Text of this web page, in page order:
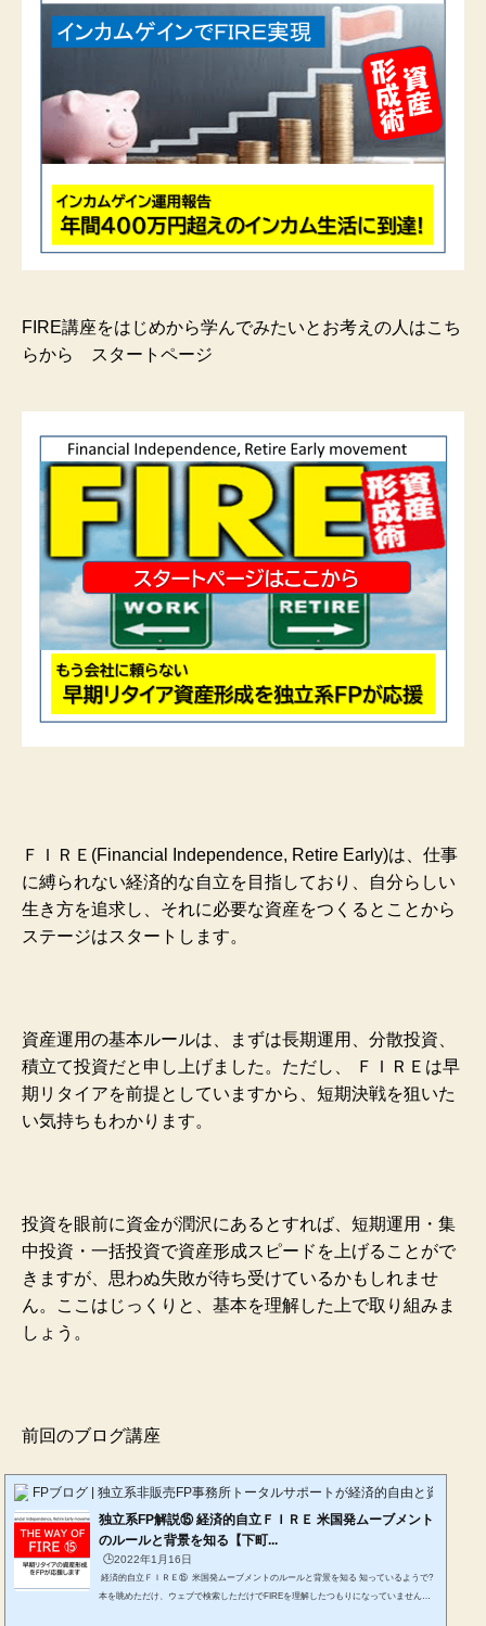
FIRE講座をはじめから学んでみたいとお考えの人はこち
らから スタートページ
ＦＩＲＥ(Financial Independence, Retire Early)は、仕事
に縛られない経済的な自立を目指しており、自分らしい
生き方を追求し、それに必要な資産をつくるとことから
ステージはスタートします。
資産運用の基本ルールは、まずは長期運用、分散投資、
積立て投資だと申し上げました。ただし、 ＦＩＲＥは早
期リタイアを前提としていますから、短期決戦を狙いた
い気持ちもわかります。
投資を眼前に資金が潤沢にあるとすれば、短期運用・集
中投資・一括投資で資産形成スピードを上げることがで
きますが、思わぬ失敗が待ち受けているかもしれませ
ん。ここはじっくりと、基本を理解した上で取り組みま
しょう。
前回のブログ講座
FPブログ | 独立系非販売FP事務所トータルサポートが経済的自由と資産形成
独立系FP解説⑮ 経済的自立ＦＩＲＥ 米国発ムーブメント
のルールと背景を知る【下町...
🕒️2022年1月16日
経済的自立ＦＩＲＥ⑮ 米国発ムーブメントのルールと背景を知る 知っているようで?
本を眺めただけ、ウェブで検索しただけでFIREを理解したつもりになっていません